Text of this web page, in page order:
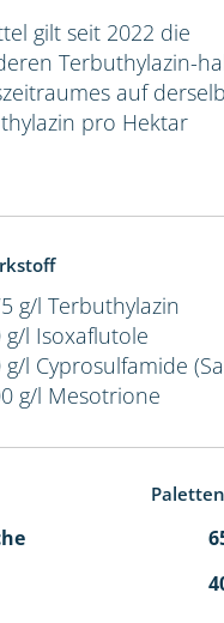
gilt seit 2022 die
Terbuthylazin-
auf
pro Hektar
g/l Terbuthylazin
g/l Isoxaflutole
g/l Cyprosulfamide
g/l Mesotrione